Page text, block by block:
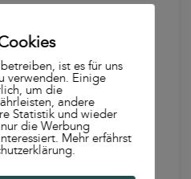
vorgenommenen Ziele
auch Learnings für
zu sammeln. Hier ist
Prozess
ist es für uns
verwenden. Einige
um die
andere
Statistik und wieder
die Werbung
Mehr erfährst